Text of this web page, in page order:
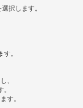
択します。
。
、
す。